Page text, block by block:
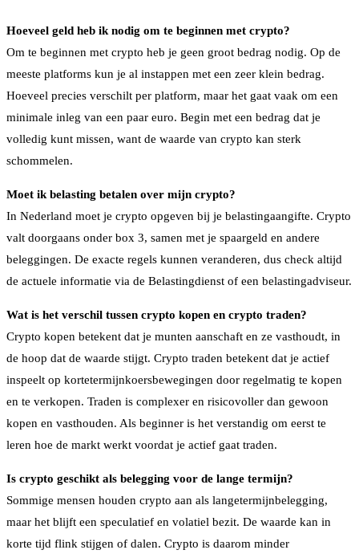
Hoeveel geld heb ik nodig om te beginnen met crypto?
Om te beginnen met crypto heb je geen groot bedrag nodig. Op de
meeste platforms kun je al instappen met een zeer klein bedrag.
Hoeveel precies verschilt per platform, maar het gaat vaak om een
minimale inleg van een paar euro. Begin met een bedrag dat je
volledig kunt missen, want de waarde van crypto kan sterk
schommelen.
Moet ik belasting betalen over mijn crypto?
In Nederland moet je crypto opgeven bij je belastingaangifte. Crypto
valt doorgaans onder box 3, samen met je spaargeld en andere
beleggingen. De exacte regels kunnen veranderen, dus check altijd
de actuele informatie via de Belastingdienst of een belastingadviseur.
Wat is het verschil tussen crypto kopen en crypto traden?
Crypto kopen betekent dat je munten aanschaft en ze vasthoudt, in
de hoop dat de waarde stijgt. Crypto traden betekent dat je actief
inspeelt op kortetermijnkoersbewegingen door regelmatig te kopen
en te verkopen. Traden is complexer en risicovoller dan gewoon
kopen en vasthouden. Als beginner is het verstandig om eerst te
leren hoe de markt werkt voordat je actief gaat traden.
Is crypto geschikt als belegging voor de lange termijn?
Sommige mensen houden crypto aan als langetermijnbelegging,
maar het blijft een speculatief en volatiel bezit. De waarde kan in
korte tijd flink stijgen of dalen. Crypto is daarom minder